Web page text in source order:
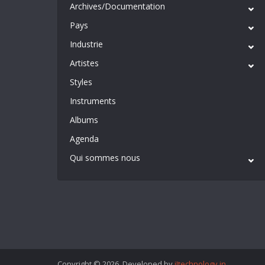
Archives/Documentation
Pays
Industrie
Artistes
Styles
Instruments
Albums
Agenda
Qui sommes nous